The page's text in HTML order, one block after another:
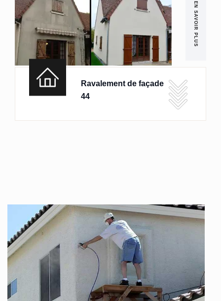
EN SAVOIR PLUS
Ravalement de façade
44